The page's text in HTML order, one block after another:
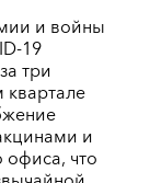
и войны
19
три
квартале
и
что